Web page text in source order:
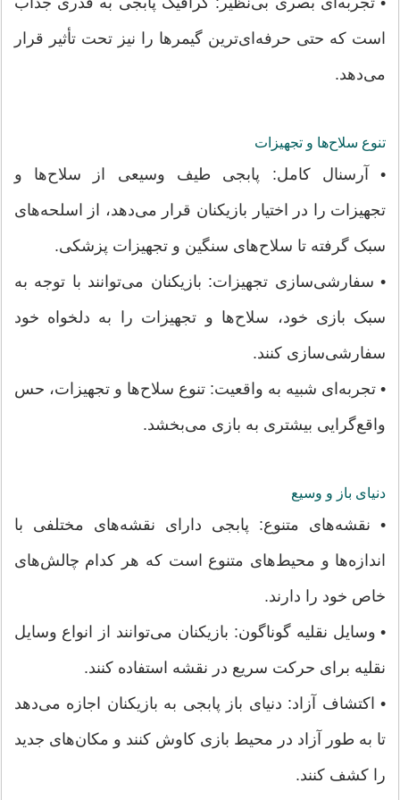
است که حتی حرفه‌ای‌ترین گیمرها را نیز تحت تأثیر قرار
می‌دهد.
تنوع سلاح‌ها و تجهیزات
• آرسنال کامل: پابجی طیف وسیعی از سلاح‌ها و
تجهیزات را در اختیار بازیکنان قرار می‌دهد، از اسلحه‌های
سبک گرفته تا سلاح‌های سنگین و تجهیزات پزشکی.
• سفارشی‌سازی تجهیزات: بازیکنان می‌توانند با توجه به
سبک بازی خود، سلاح‌ها و تجهیزات را به دلخواه خود
سفارشی‌سازی کنند.
• تجربه‌ای شبیه به واقعیت: تنوع سلاح‌ها و تجهیزات، حس
واقع‌گرایی بیشتری به بازی می‌بخشد.
دنیای باز و وسیع
• نقشه‌های متنوع: پابجی دارای نقشه‌های مختلفی با
اندازه‌ها و محیط‌های متنوع است که هر کدام چالش‌های
خاص خود را دارند.
• وسایل نقلیه گوناگون: بازیکنان می‌توانند از انواع وسایل
نقلیه برای حرکت سریع در نقشه استفاده کنند.
• اکتشاف آزاد: دنیای باز پابجی به بازیکنان اجازه می‌دهد
تا به طور آزاد در محیط بازی کاوش کنند و مکان‌های جدید
را کشف کنند.